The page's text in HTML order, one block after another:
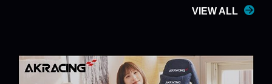
VIEW ALL